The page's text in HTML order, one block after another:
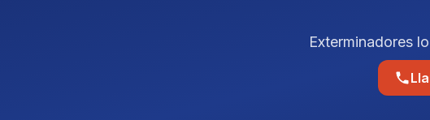
Exterminadores